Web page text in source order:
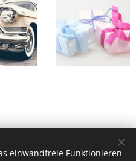
Hauptstraße 23,
einwandfreie Funktionieren